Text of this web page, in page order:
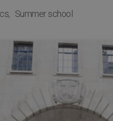
Summer school